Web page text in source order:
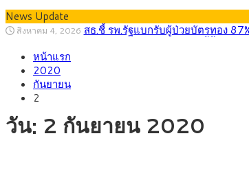
News Update
สิงหาคม 3, 2026 กรุงศรี คาดเงินบาทสัปดาห์นี้ซื้อขาย
กรกฎาคม 27, 2026
กรกฎาคม 27, 2026
สิงหาคม 5, 2026
สิงหาคม 4, 2026
หน้าแรก
2020
กันยายน
2
วัน: 2 กันยายน 2020